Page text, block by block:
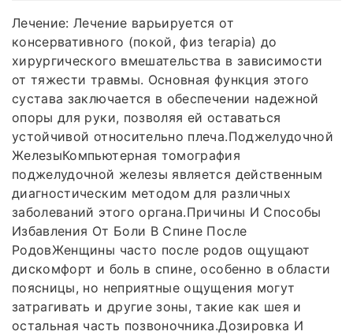
Лечение: Лечение варьируется от
консервативного (покой, физ terapia) до
хирургического вмешательства в зависимости
от тяжести травмы. Основная функция этого
сустава заключается в обеспечении надежной
опоры для руки, позволяя ей оставаться
устойчивой относительно плеча.Поджелудочной
ЖелезыКомпьютерная томография
поджелудочной железы является действенным
диагностическим методом для различных
заболеваний этого органа.Причины И Способы
Избавления От Боли В Спине После
РодовЖенщины часто после родов ощущают
дискомфорт и боль в спине, особенно в области
поясницы, но неприятные ощущения могут
затрагивать и другие зоны, такие как шея и
остальная часть позвоночника.Дозировка И